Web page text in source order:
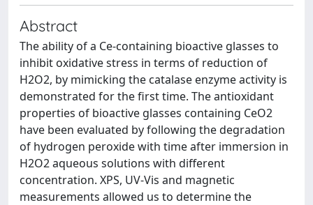
Abstract
The ability of a Ce-containing bioactive glasses to
inhibit oxidative stress in terms of reduction of
H2O2, by mimicking the catalase enzyme activity is
demonstrated for the first time. The antioxidant
properties of bioactive glasses containing CeO2
have been evaluated by following the degradation
of hydrogen peroxide with time after immersion in
H2O2 aqueous solutions with different
concentration. XPS, UV-Vis and magnetic
measurements allowed us to determine the